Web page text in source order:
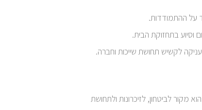
על ההתמודדות.
וסיוע בתחזוקת הבית.
לקשיש תחושת שייכות וחברה.
לביטחון, לזיכרונות ולתחושת